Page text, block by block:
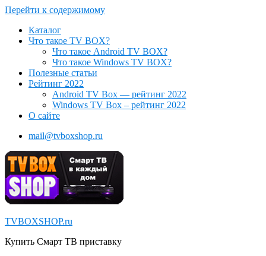
Перейти к содержимому
Каталог
Что такое TV BOX?
Что такое Android TV BOX?
Что такое Windows TV BOX?
Полезные статьи
Рейтинг 2022
Android TV Box — рейтинг 2022
Windows TV Box – рейтинг 2022
О сайте
mail@tvboxshop.ru
TVBOXSHOP.ru
Купить Смарт ТВ приставку